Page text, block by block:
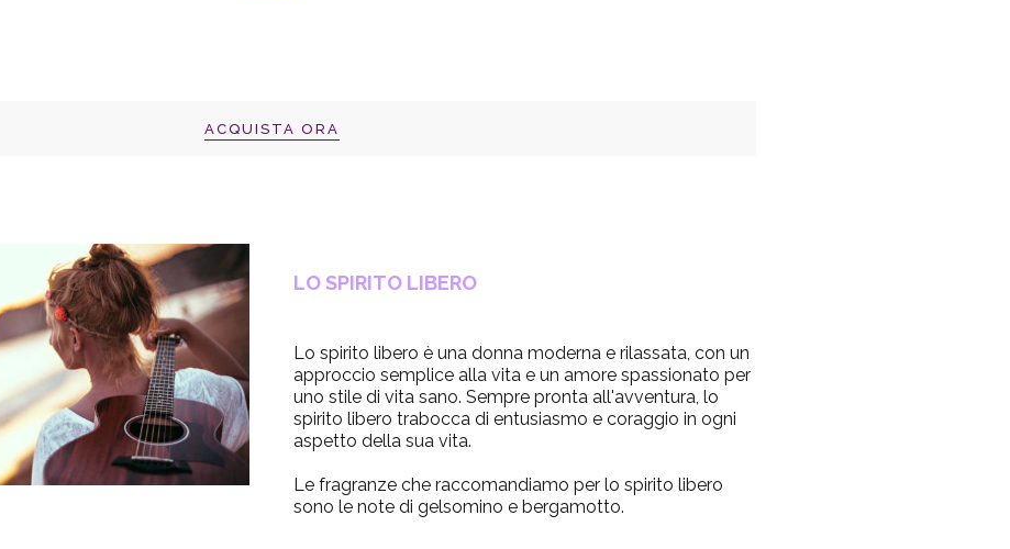
ACQUISTA ORA
LO SPIRITO LIBERO
Lo spirito libero è una donna moderna e rilassata, con un
approccio semplice alla vita e un amore spassionato per
uno stile di vita sano. Sempre pronta all'avventura, lo
spirito libero trabocca di entusiasmo e coraggio in ogni
aspetto della sua vita.
Le fragranze che raccomandiamo per lo spirito libero
sono le note di gelsomino e bergamotto.